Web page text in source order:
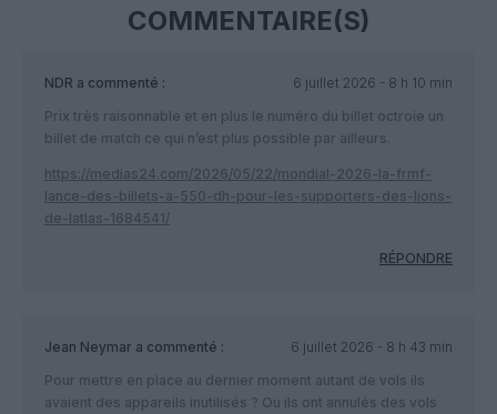
COMMENTAIRE(S)
NDR a commenté :
6 juillet 2026 - 8 h 10 min
Prix très raisonnable et en plus le numéro du billet octroie un
billet de match ce qui n’est plus possible par ailleurs.
https://medias24.com/2026/05/22/mondial-2026-la-frmf-
lance-des-billets-a-550-dh-pour-les-supporters-des-lions-
de-latlas-1684541/
RÉPONDRE
Jean Neymar a commenté :
6 juillet 2026 - 8 h 43 min
Pour mettre en place au dernier moment autant de vols ils
avaient des appareils inutilisés ? Ou ils ont annulés des vols